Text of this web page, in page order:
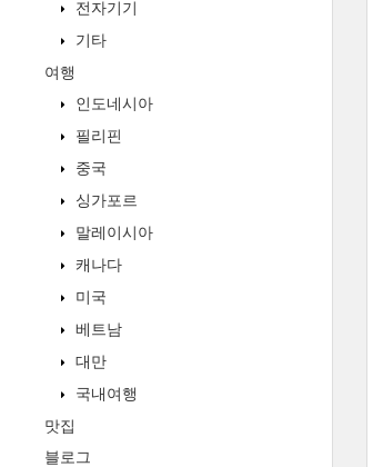
전자기기
기타
여행
인도네시아
필리핀
중국
싱가포르
말레이시아
캐나다
미국
베트남
대만
국내여행
맛집
블로그